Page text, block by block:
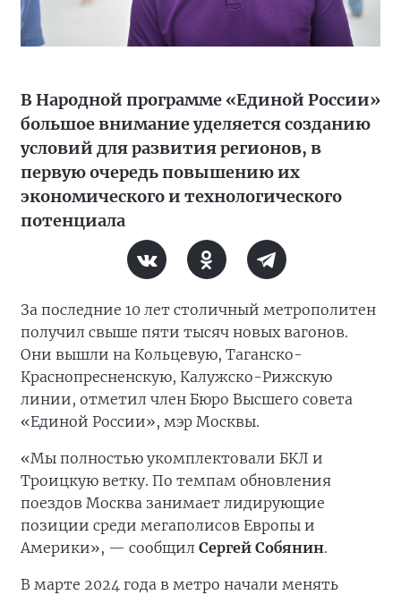
В Народной программе «Единой России»
большое внимание уделяется созданию
условий для развития регионов, в
первую очередь повышению их
экономического и технологического
потенциала
За последние 10 лет столичный метрополитен
получил свыше пяти тысяч новых вагонов.
Они вышли на Кольцевую, Таганско-
Краснопресненскую, Калужско-Рижскую
линии, отметил член Бюро Высшего совета
«Единой России», мэр Москвы.
«Мы полностью укомплектовали БКЛ и
Троицкую ветку. По темпам обновления
поездов Москва занимает лидирующие
позиции среди мегаполисов Европы и
Америки», — сообщил Сергей Собянин.
В марте 2024 года в метро начали менять